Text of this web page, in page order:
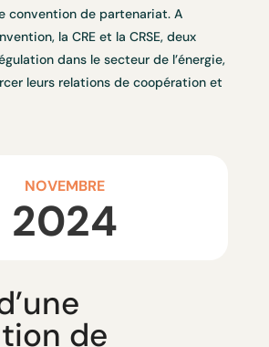
convention de partenariat. A
la CRE et la CRSE, deux
dans le secteur de l’énergie,
leurs relations de coopération et
NOVEMBRE
2024
de